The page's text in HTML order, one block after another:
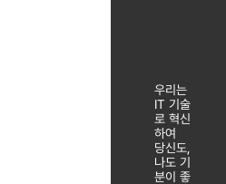
우리는
IT 기술
로 혁신
하여
당신도,
나도 기
분이 좋